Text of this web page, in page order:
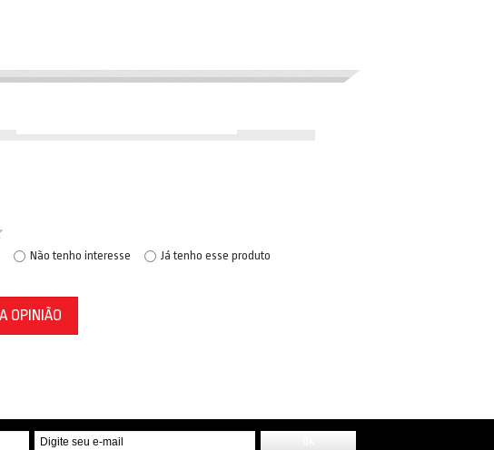
Não tenho interesse Já tenho esse produto
OPINIÃO